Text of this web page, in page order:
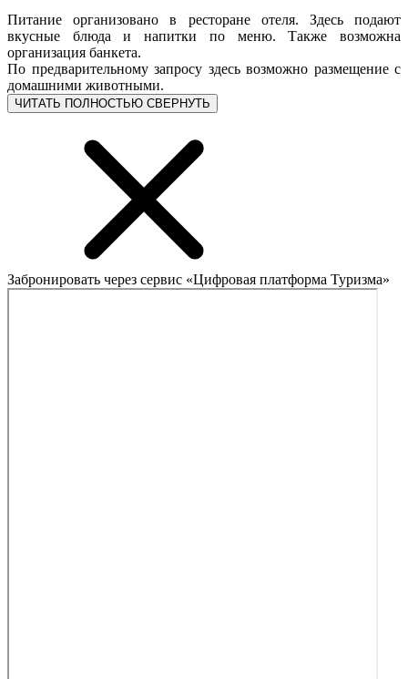
Питание организовано в ресторане отеля. Здесь подают
вкусные блюда и напитки по меню. Также возможна
организация банкета.
По предварительному запросу здесь возможно размещение с
домашними животными.
ЧИТАТЬ ПОЛНОСТЬЮ СВЕРНУТЬ
Забронировать через сервис «Цифровая платформа Туризма»